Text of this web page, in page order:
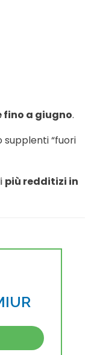
fino a giugno.
“fuori
più redditizi in